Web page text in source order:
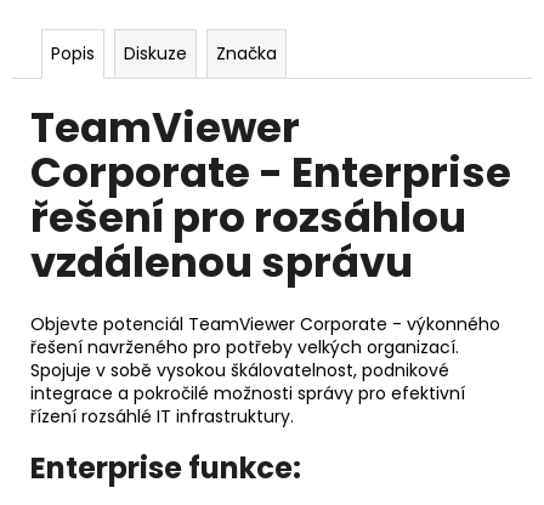
Popis Diskuze Značka
TeamViewer
Corporate - Enterprise
řešení pro rozsáhlou
vzdálenou správu
Objevte potenciál TeamViewer Corporate - výkonného
řešení navrženého pro potřeby velkých organizací.
Spojuje v sobě vysokou škálovatelnost, podnikové
integrace a pokročilé možnosti správy pro efektivní
řízení rozsáhlé IT infrastruktury.
Enterprise funkce:
ROK
/
UŽIVATEL
10
570
Kč